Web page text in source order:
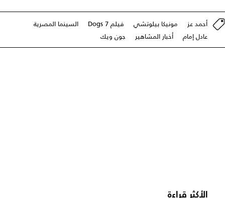
أحمد عز مونيكا بيلوتشي فيلم 7 Dogs
السينما المصرية
عادل إمام
أخبار المشاهير جون ويك
الأكثر قراءة